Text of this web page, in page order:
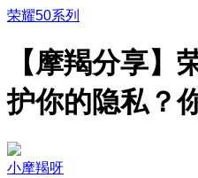
荣耀50系列
【摩羯分享】
护你的隐私？
小摩羯呀